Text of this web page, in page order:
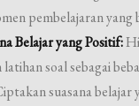
pembelajaran yang
Belajar yang Positif:
latihan soal sebagai
suasana belajar